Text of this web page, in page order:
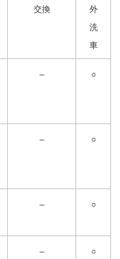
交換
外
洗
車
– ○
– ○
– ○
– ○